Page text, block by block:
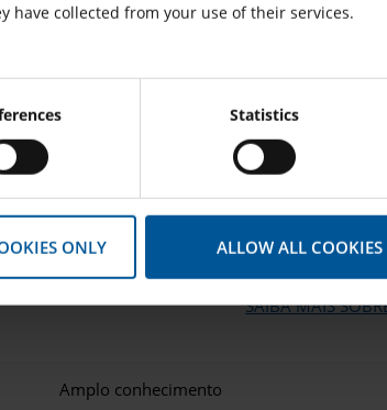
have collected from your use of their services.
Statistics
ONLY ALLOW ALL COOKIES
para teste de proteção
Teste de proteção baseado
Com o RelaySimTest, você pode verificar o
permite a detecção de
SAIBA MAIS
Amplo conhecimento